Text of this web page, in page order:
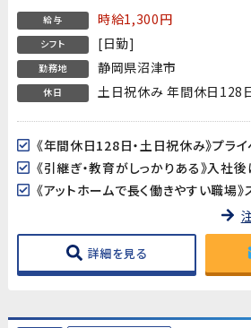
給与 時給1,300円
シフト [日勤]
勤務地 静岡県沼津市
休日 土日祝休み 年間休日128
詳細を見る